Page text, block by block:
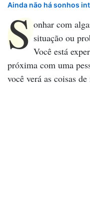
Ainda não há sonhos
S onhar com
situação ou
Você está
próxima com uma
você verá as coisas